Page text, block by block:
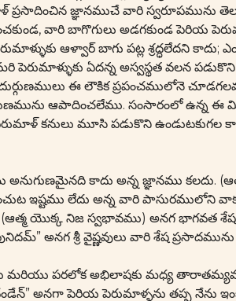
ప్రసాదించిన జ్ఞానముచే వారి స్వరూపమును
వారి బాగొగులు అడగకుండ పెరియ
ఆళ్వార్ బాగు పట్ల శ్రద్ధలేదని కాదు;
పెరుమాళ్ళుకు ఏదన్న అస్వస్థత వలన
ఈ లౌకిక ప్రపంచములోనె
ఆపాదించలేము. సంసారంలో ఉన్న ఈ
కనులు మూసి పడుకొని ఉండుటకుగల
అనుగుణమైనది కాదు అన్న జ్ఞానము కలదు.
ఇష్టము లేదు అన్న వారి పాసురములోని
యొక్క నిజ స్వభావము) అనగ భాగవత
అనగ శ్రీ వైష్ణవులు వారి శేష
పరలోక అభిలాషకు మధ్య తారాతమ్యము
అనగా పెరియ పెరుమాళ్ళను తప్ప నేను